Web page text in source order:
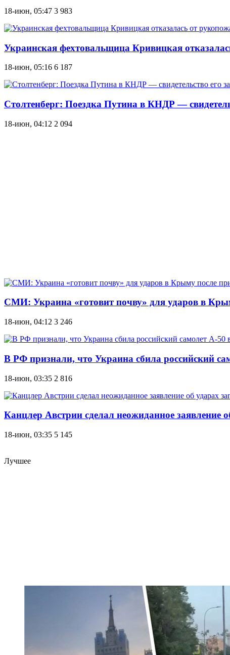
18-июн, 05:47 3 983
Украинская фехтовальщица Кривицкая
18-июн, 05:16 6 187
Столтенберг: Поездка Путина в КНДР —
18-июн, 04:12 2 094
СМИ: Украина «готовит почву» для ударов в
18-июн, 04:12 3 246
В РФ признали, что Украина сбила российский
18-июн, 03:35 2 816
Канцлер Австрии сделал неожиданное заявление
18-июн, 03:35 5 145
Лучшее